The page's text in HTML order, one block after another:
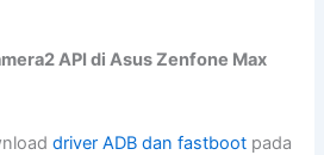
API di Asus Zenfone Max
driver ADB dan fastboot pada